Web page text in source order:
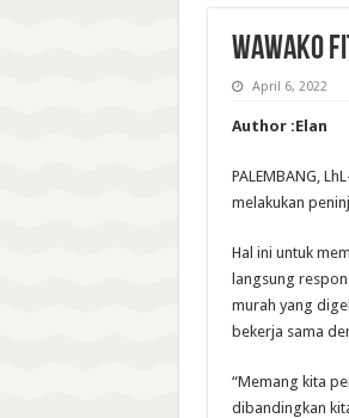
Wawako
April 6, 2022
Author :Elan
PALEMBANG,
melakukan
Hal ini untuk
langsung
murah yang
bekerja sama
“Memang kita
dibandingkan